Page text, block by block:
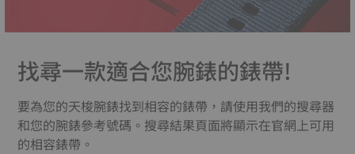
找尋一款適合您腕錶的錶帶!
要為您的天梭腕錶找到相容的錶帶，請使用我們的搜尋器
和您的腕錶參考號碼。搜尋結果頁面將顯示在官網上可用
的相容錶帶。